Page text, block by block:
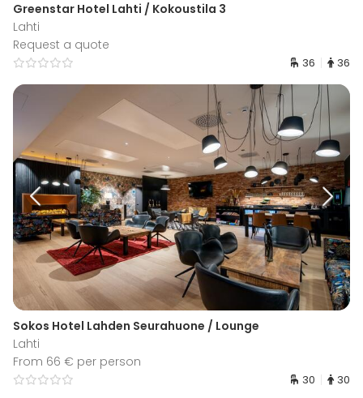
Greenstar Hotel Lahti / Kokoustila 3
Lahti
Request a quote
36 36
Sokos Hotel Lahden Seurahuone / Lounge
Lahti
From 66 € per person
30 30